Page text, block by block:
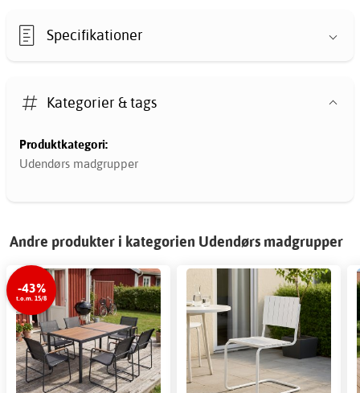
Specifikationer
Kategorier & tags
Produktkategori:
Udendørs madgrupper
Andre produkter i kategorien Udendørs madgrupper
-43%
t.o.m. 15/8